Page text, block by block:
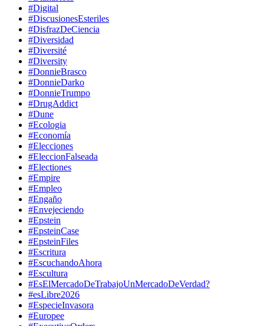
#Digital
#DiscusionesEsteriles
#DisfrazDeCiencia
#Diversidad
#Diversité
#Diversity
#DonnieBrasco
#DonnieDarko
#DonnieTrumpo
#DrugAddict
#Dune
#Ecologia
#Economía
#Elecciones
#EleccionFalseada
#Electiones
#Empire
#Empleo
#Engaño
#Envejeciendo
#Epstein
#EpsteinCase
#EpsteinFiles
#Escritura
#EscuchandoAhora
#Escultura
#EsElMercadoDeTrabajoUnMercadoDeVerdad?
#esLibre2026
#EspecieInvasora
#Europee